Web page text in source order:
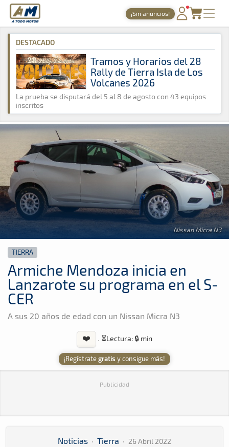
A Todo Motor · Revista del motor desde 1999
¡Sin anuncios!
PORTADA
TIEMPOS ONLINE
NOTICIAS
AGENDA
GALERÍAS
ARCHIVO
A Todo Motor » Noticias » Tierra
DESTACADO
Tramos y Horarios del 28
Rally de Tierra Isla de Los
Volcanes 2026
La prueba se disputará del 5 al 8 de agosto con 43 equipos
inscritos
Nissan Micra N3
TIERRA
Armiche Mendoza inicia en
Lanzarote su programa en el S-
CER
A sus 20 años de edad con un Nissan Micra N3
❤️ · ⏳Lectura: 🔒 min
¡Regístrategratis y consigue más!
Publicidad
Noticias · Tierra · 26 Abril 2022